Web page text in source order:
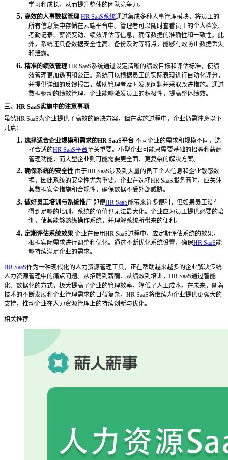
学习和成长，从而提升整体的团队竞争力。
5. 高效的人事数据管理 HR SaaS系统通过集成多种人事管理模块，将员工的
所有信息集中存储在云端平台中。管理者可以随时查看员工的个人档案、
考勤记录、薪资变动、绩效评估等信息，确保数据的准确性和一致性。此
外，系统还具备数据安全性高、备份及时等特点，能够有效防止数据丢失
和泄露。
6. 精准的绩效管理 HR SaaS系统通过设定清晰的绩效目标和评估标准，使绩
效管理更加透明和公正。系统可以根据员工的实际表现进行自动化评分，
并提供详细的反馈报告，帮助管理者及时发现问题并采取改进措施。通过
数据驱动的绩效管理，企业能够激发员工的积极性，提高整体绩效。
三、 HR SaaS实施中的注意事项
虽然HR SaaS为企业提供了高效的解决方案，但在实施过程中，企业仍需注意以下
几点：
1. 选择适合企业规模和需求的HR SaaS平台 不同企业的需求和规模不同，选
择合适的HR SaaS平台至关重要。小型企业可能只需要基础的招聘和薪酬
管理功能，而大型企业则可能需要更全面、更复杂的解决方案。
2. 确保系统的安全性 由于HR SaaS涉及到大量的员工个人信息和企业敏感数
据，因此系统的安全性尤为重要。企业在选择HR SaaS服务商时，应关注
其数据安全措施和合规性，确保数据不受外部威胁。
3. 做好员工培训与系统推广 即便HR SaaS能带来许多便利，但如果员工没有
得到足够的培训，系统的价值也无法最大化。企业应为员工提供必要的培
训，使其能够熟练操作系统，并理解系统所带来的便利。
4. 定期评估系统效果 企业在使用HR SaaS过程中，应定期评估系统的效果，
根据实际需求进行调整和优化。通过不断优化系统设置，确保HR SaaS能
够持续满足企业的需求。
HR SaaS作为一种现代化的人力资源管理工具，正在帮助越来越多的企业解决传统
人力资源管理中的痛点问题。从招聘到薪酬、从绩效到培训，HR SaaS通过智能
化、数据化的方式，极大提高了企业的管理效率，降低了人工成本。在未来，随着
技术的不断发展和企业管理需求的日益复杂，HR SaaS将继续为企业提供更强大的
支持，推动企业在人力资源管理上的持续创新与优化。
相关推荐